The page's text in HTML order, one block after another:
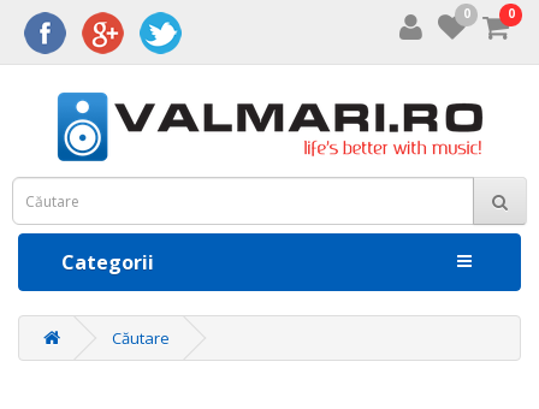
0 0
Categorii
Căutare